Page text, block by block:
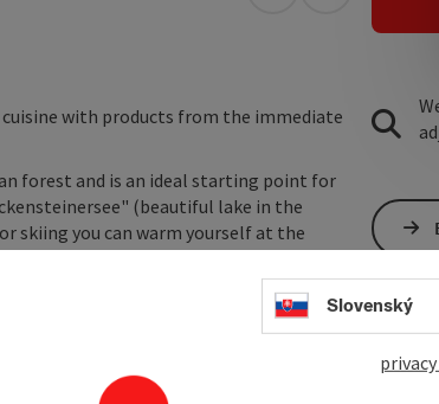
with products from the immediate
forest and is an ideal starting point for
(beautiful lake in the
skiing you can warm yourself at the
of traditional Mühlviertler food. ... And
Slovenský